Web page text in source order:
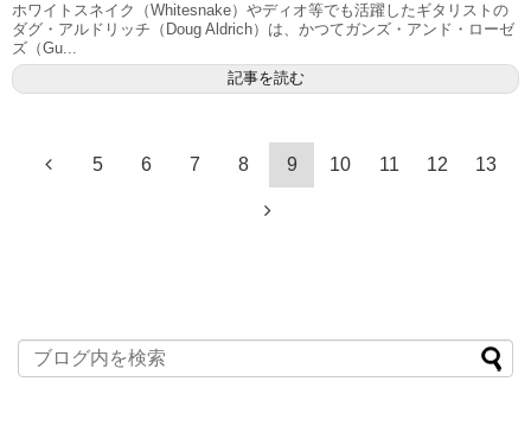
ホワイトスネイク（Whitesnake）やディオ等でも活躍したギタリストの
ダグ・アルドリッチ（Doug Aldrich）は、かつてガンズ・アンド・ローゼ
ズ（Gu...
記事を読む
5 6 7 8 9 10 11 12 13